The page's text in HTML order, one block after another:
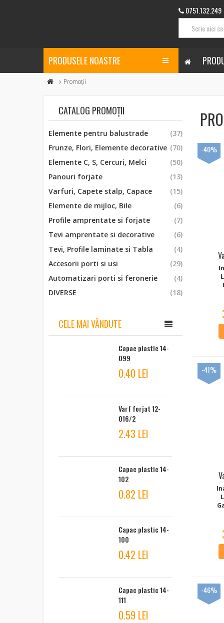
0751.132.249
PRODUSELE NOASTRE
Promoții
-40%
-41%
-46%
CATALOG PROMOȚII
Elemente pentru balustrade
(37)
Frunze, Flori, Elemente decorative (70)
Elemente C, S, Cercuri, Melci
(50)
Panouri forjate
(13)
Varfuri, Capete stalp, Capace
(15)
Elemente de mijloc, Bile
(6)
Profile amprentate si forjate
(7)
Tevi amprentate si decorative
(6)
Tevi, Profile laminate si Tabla
(4)
Accesorii porti si usi
(29)
Automatizari porti si feronerie
(4)
DIVERSE
(18)
CELE MAI VÂNDUTE
Capac plastic 14-
099
0.40 LEI
Varf forjat 12-
016/2
2.43 LEI
Capac plastic 14-
102
0.82 LEI
Capac plastic 14-
100
0.42 LEI
Capac plastic 14-
111
0.59 LEI